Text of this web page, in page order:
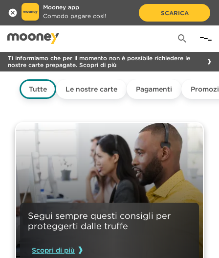
Mooney app
Comodo pagare così!
SCARICA
Ti informiamo che per il momento non è possibile richiedere le
nostre carte prepagate. Scopri di più
Tutte Le nostre carte Pagamenti
Segui sempre questi consigli per
proteggerti dalle truffe
Scopri di più